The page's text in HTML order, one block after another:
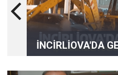
İNCİRLİOVA'DA